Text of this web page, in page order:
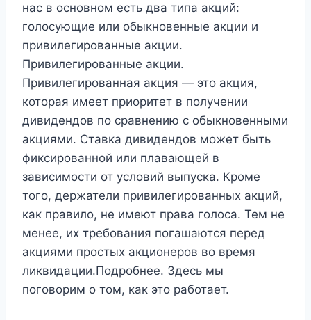
нас в основном есть два типа акций:
голосующие или обыкновенные акции и
привилегированные акции.
Привилегированные акции.
Привилегированная акция — это акция,
которая имеет приоритет в получении
дивидендов по сравнению с обыкновенными
акциями. Ставка дивидендов может быть
фиксированной или плавающей в
зависимости от условий выпуска. Кроме
того, держатели привилегированных акций,
как правило, не имеют права голоса. Тем не
менее, их требования погашаются перед
акциями простых акционеров во время
ликвидации.Подробнее. Здесь мы
поговорим о том, как это работает.